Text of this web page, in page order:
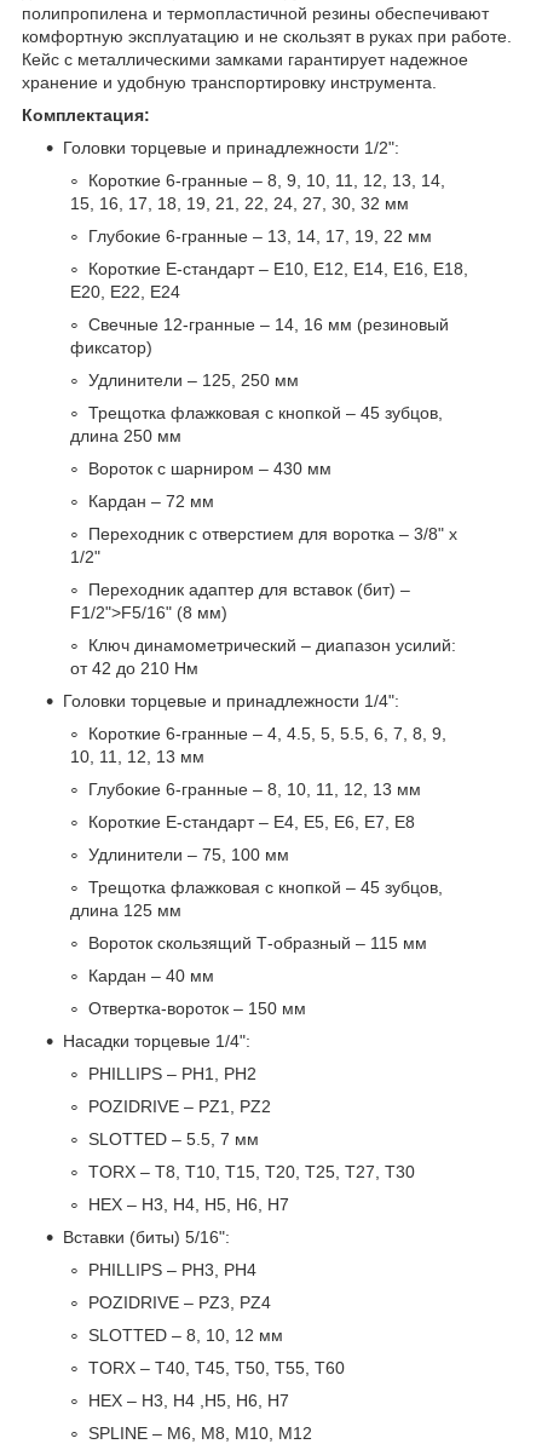
полипропилена и термопластичной резины обеспечивают
комфортную эксплуатацию и не скользят в руках при работе.
Кейс с металлическими замками гарантирует надежное
хранение и удобную транспортировку инструмента.
Комплектация:
Головки торцевые и принадлежности 1/2":
Короткие 6-гранные – 8, 9, 10, 11, 12, 13, 14,
15, 16, 17, 18, 19, 21, 22, 24, 27, 30, 32 мм
Глубокие 6-гранные – 13, 14, 17, 19, 22 мм
Короткие Е-стандарт – E10, E12, E14, E16, E18,
E20, E22, E24
Свечные 12-гранные – 14, 16 мм (резиновый
фиксатор)
Удлинители – 125, 250 мм
Трещотка флажковая с кнопкой – 45 зубцов,
длина 250 мм
Вороток с шарниром – 430 мм
Кардан – 72 мм
Переходник с отверстием для воротка – 3/8" х
1/2"
Переходник адаптер для вставок (бит) –
F1/2">F5/16" (8 мм)
Ключ динамометрический – диапазон усилий:
от 42 до 210 Нм
Головки торцевые и принадлежности 1/4":
Короткие 6-гранные – 4, 4.5, 5, 5.5, 6, 7, 8, 9,
10, 11, 12, 13 мм
Глубокие 6-гранные – 8, 10, 11, 12, 13 мм
Короткие Е-стандарт – E4, E5, E6, E7, E8
Удлинители – 75, 100 мм
Трещотка флажковая с кнопкой – 45 зубцов,
длина 125 мм
Вороток скользящий Т-образный – 115 мм
Кардан – 40 мм
Отвертка-вороток – 150 мм
Насадки торцевые 1/4":
PHILLIPS – PH1, PH2
POZIDRIVE – PZ1, PZ2
SLOTTED – 5.5, 7 мм
TORX – T8, T10, T15, T20, T25, T27, T30
HEX – H3, H4, H5, H6, H7
Вставки (биты) 5/16":
PHILLIPS – PH3, PH4
POZIDRIVE – PZ3, PZ4
SLOTTED – 8, 10, 12 мм
TORX – T40, T45, T50, T55, T60
HEX – Н3, Н4 ,H5, H6, H7
SPLINE – M6, M8, M10, M12